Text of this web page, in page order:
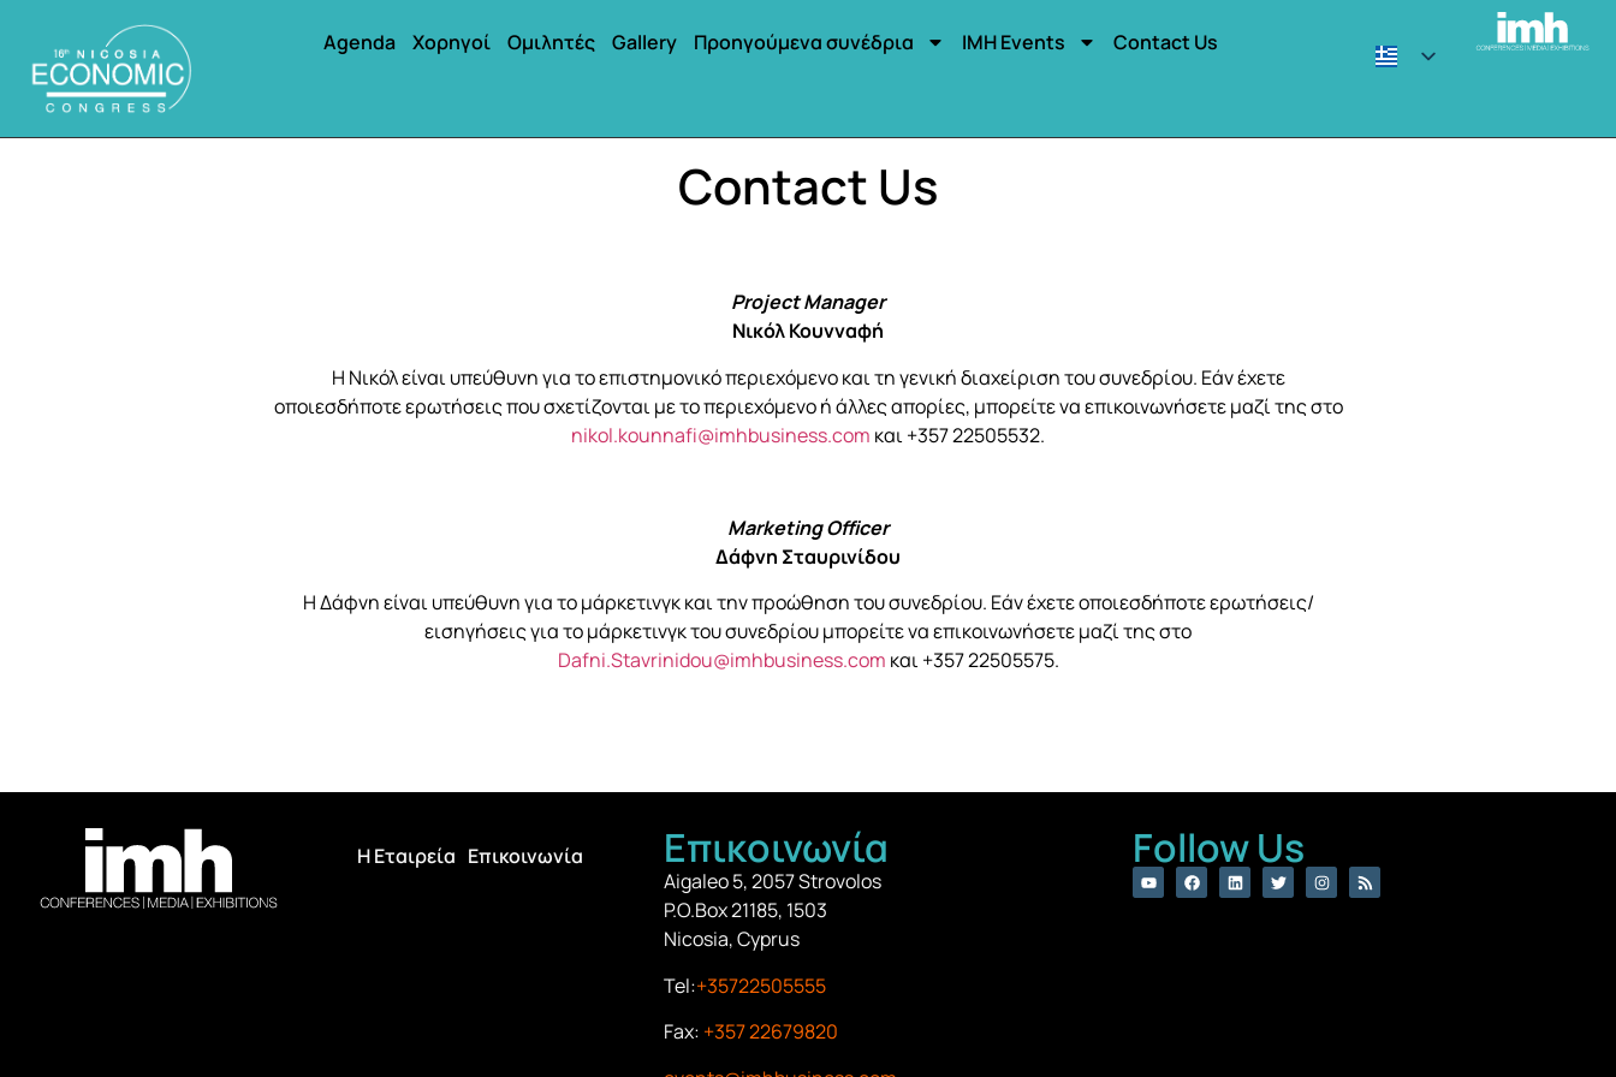
Agenda Χορηγοί Ομιλητές Gallery Προηγούμενα συνέδρια IMH Events Contact Us
Contact Us
Project Manager
Νικόλ Κουνναφή
H Νικόλ είναι υπεύθυνη για το επιστημονικό περιεχόμενο και τη γενική διαχείριση του συνεδρίου. Εάν έχετε
οποιεσδήποτε ερωτήσεις που σχετίζονται με το περιεχόμενο ή άλλες απορίες, μπορείτε να επικοινωνήσετε μαζί της στο
nikol.kounnafi@imhbusiness.com και +357 22505532.
Marketing Officer
Δάφνη Σταυρινίδου
Η Δάφνη είναι υπεύθυνη για το μάρκετινγκ και την προώθηση του συνεδρίου. Εάν έχετε οποιεσδήποτε ερωτήσεις/
εισηγήσεις για το μάρκετινγκ του συνεδρίου μπορείτε να επικοινωνήσετε μαζί της στο
Dafni.Stavrinidou@imhbusiness.com και +357 22505575.
Η Εταιρεία Επικοινωνία Επικοινωνία
Aigaleo 5, 2057 Strovolos
P.O.Box 21185, 1503
Nicosia, Cyprus
Tel:+35722505555
Fax: +357 22679820
Follow Us